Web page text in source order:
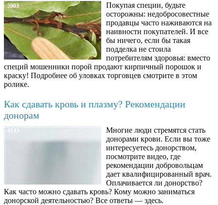
5903
Покупая специи, будьте
осторожны: недобросовестные
продавцы часто наживаются на
наивности покупателей. И все
бы ничего, если бы такая
подделка не стоила
потребителям здоровья: вместо
специй мошенники порой продают кирпичный порошок и
краску! Подробнее об уловках торговцев смотрите в этом
ролике.
Как сдавать кровь и плазму? Рекомендации
донорам
4143
Многие люди стремятся стать
донорами крови. Если вы тоже
интересуетесь донорством,
посмотрите видео, где
рекомендации добровольцам
дает квалифицированный врач.
Оплачивается ли донорство?
Как часто можно сдавать кровь? Кому можно заниматься
донорской деятельностью? Все ответы — здесь.